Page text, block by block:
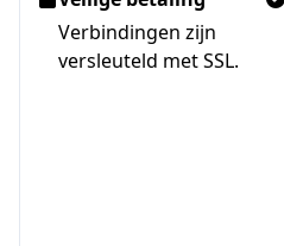
Verbindingen zijn
versleuteld met SSL.